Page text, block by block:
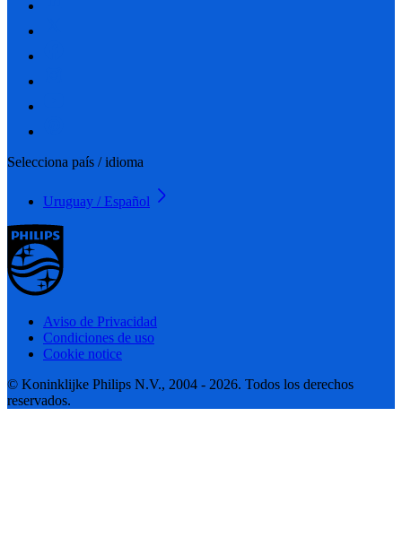
Selecciona país / idioma
Uruguay / Español
Aviso de Privacidad
Condiciones de uso
Cookie notice
© Koninklijke Philips N.V., 2004 - 2026. Todos los derechos
reservados.